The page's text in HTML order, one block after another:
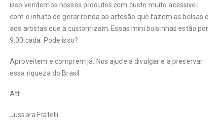
isso vendemos nossos produtos com custo muito acessivel
com o intuito de gerar renda ao artesão que fazem as bolsas e
aos artistas que a customizam. Essas mini bolsinhas estão por
9,00 cada. Pode isso?
Aproveitem e comprem já. Nos ajude a divulgar e a preservar
essa riqueza do Brasil.
Att
Jussara Fratelli